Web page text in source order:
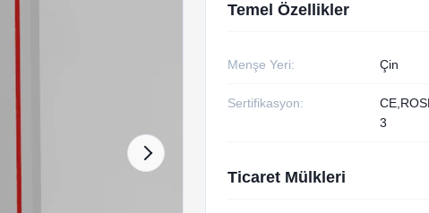
Temel Özellikler
Menşe Yeri: Çin
Sertifikasyon:
3
Ticaret Mülkleri